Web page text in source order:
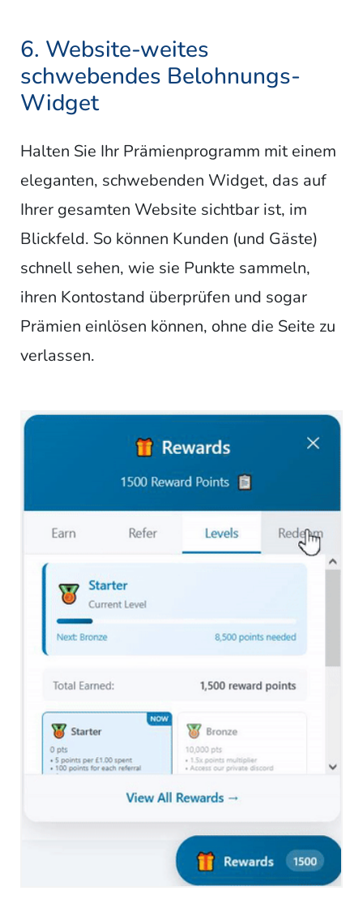
6. Website-weites
schwebendes Belohnungs-
Widget
Halten Sie Ihr Prämienprogramm mit einem
eleganten, schwebenden Widget, das auf
Ihrer gesamten Website sichtbar ist, im
Blickfeld. So können Kunden (und Gäste)
schnell sehen, wie sie Punkte sammeln,
ihren Kontostand überprüfen und sogar
Prämien einlösen können, ohne die Seite zu
verlassen.